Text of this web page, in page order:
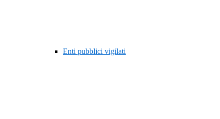
Enti pubblici vigilati